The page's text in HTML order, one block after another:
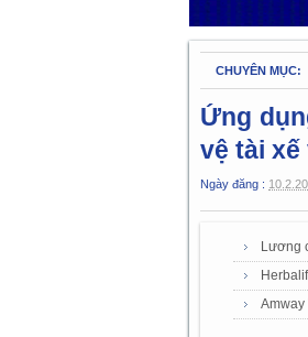
CHUYÊN MỤC:
Ứng
vệ tài
Ngày đăng : 10.2.20
Lương